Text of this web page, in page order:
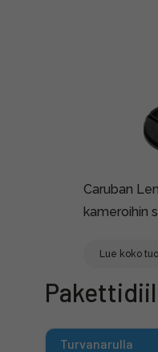
Caruban
kameroihin
Lue koko
Turvanarulla